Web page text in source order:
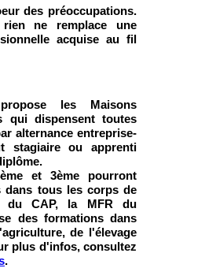
des préoccupations.
ne remplace une
acquise au fil
les Maisons
qui dispensent toutes
alternance entreprise-
stagiaire ou apprenti
et 3ème pourront
dans tous les corps de
du CAP, la MFR du
des formations dans
de l'élevage
plus d'infos, consultez
.